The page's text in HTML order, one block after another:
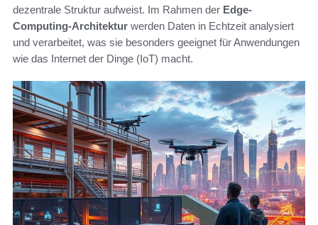
dezentrale Struktur aufweist. Im Rahmen der Edge-
Computing-Architektur werden Daten in Echtzeit analysiert
und verarbeitet, was sie besonders geeignet für Anwendungen
wie das Internet der Dinge (IoT) macht.